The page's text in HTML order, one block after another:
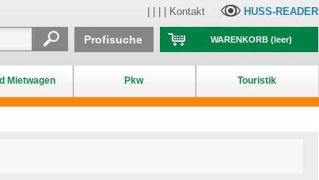
Mietwagen Pkw Touristik
Kontakt HUSS-READER
WARENKORB(leer)
Profisuche